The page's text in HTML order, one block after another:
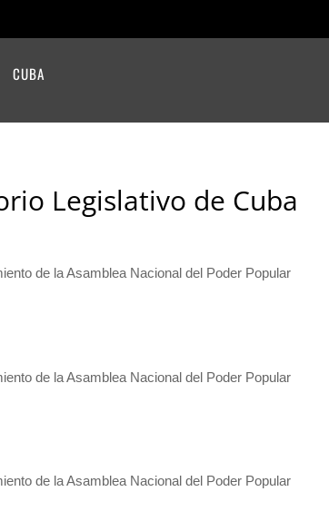
CUBA
Legislativo de Cuba
de la Asamblea Nacional del Poder Popular
de la Asamblea Nacional del Poder Popular
de la Asamblea Nacional del Poder Popular